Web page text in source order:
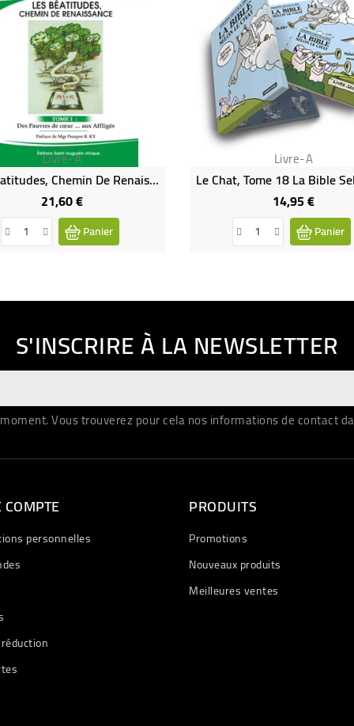
Livre-A
Les Béatitudes, Chemin De Renaissance
21,60 €Prix
Panier
Livre-A
14,95 €Prix
Panier
S'INSCRIRE À LA NEWSLETTER
Vous trouverez pour cela nos informations de contact
personnelles
PRODUITS
Promotions
Nouveaux produits
Meilleures ventes